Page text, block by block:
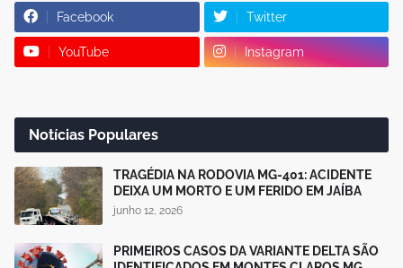
Facebook Twitter
YouTube Instagram
Notícias Populares
TRAGÉDIA NA RODOVIA MG-401: ACIDENTE
DEIXA UM MORTO E UM FERIDO EM JAÍBA
junho 12, 2026
PRIMEIROS CASOS DA VARIANTE DELTA SÃO